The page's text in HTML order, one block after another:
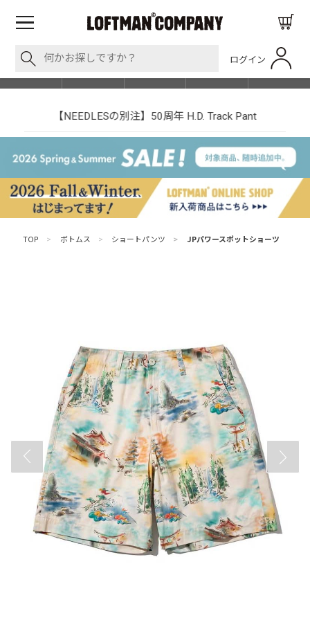
ログイン
SHOP LIST
【NEEDLESの別注】50周年 H.D. Track Pant
TOP > ボトムス > ショートパンツ > JPパワースポットショーツ